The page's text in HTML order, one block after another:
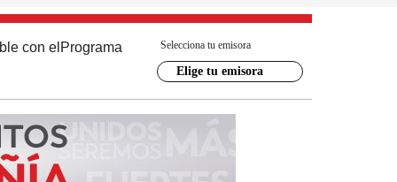
con el Programa Selecciona tu emisora
Elige tu emisora